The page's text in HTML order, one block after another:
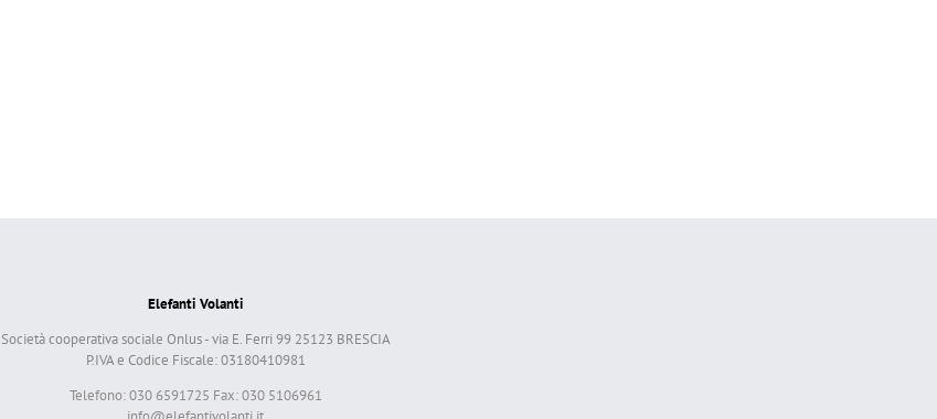
Elefanti Volanti
Società cooperativa sociale Onlus - via E. Ferri 99 25123 BRESCIA
P.IVA e Codice Fiscale: 03180410981
Telefono: 030 6591725 Fax: 030 5106961